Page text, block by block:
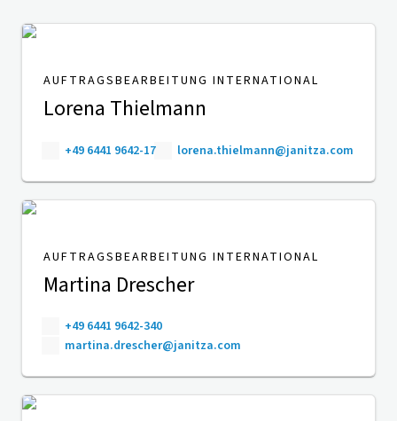
AUFTRAGSBEARBEITUNG INTERNATIONAL
Lorena Thielmann
+49 6441 9642-17 lorena.thielmann@janitza.com
AUFTRAGSBEARBEITUNG INTERNATIONAL
Martina Drescher
+49 6441 9642-340
martina.drescher@janitza.com